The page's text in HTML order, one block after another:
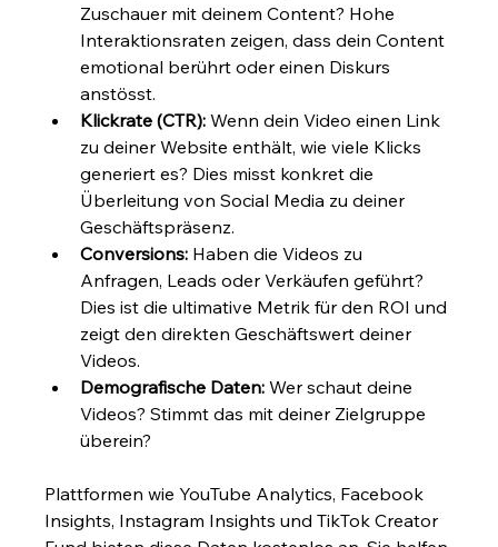
Zuschauer mit deinem Content? Hohe
Interaktionsraten zeigen, dass dein Content
emotional berührt oder einen Diskurs
anstösst.
Klickrate (CTR): Wenn dein Video einen Link
zu deiner Website enthält, wie viele Klicks
generiert es? Dies misst konkret die
Überleitung von Social Media zu deiner
Geschäftspräsenz.
Conversions: Haben die Videos zu
Anfragen, Leads oder Verkäufen geführt?
Dies ist die ultimative Metrik für den ROI und
zeigt den direkten Geschäftswert deiner
Videos.
Demografische Daten: Wer schaut deine
Videos? Stimmt das mit deiner Zielgruppe
überein?
Plattformen wie YouTube Analytics, Facebook
Insights, Instagram Insights und TikTok Creator